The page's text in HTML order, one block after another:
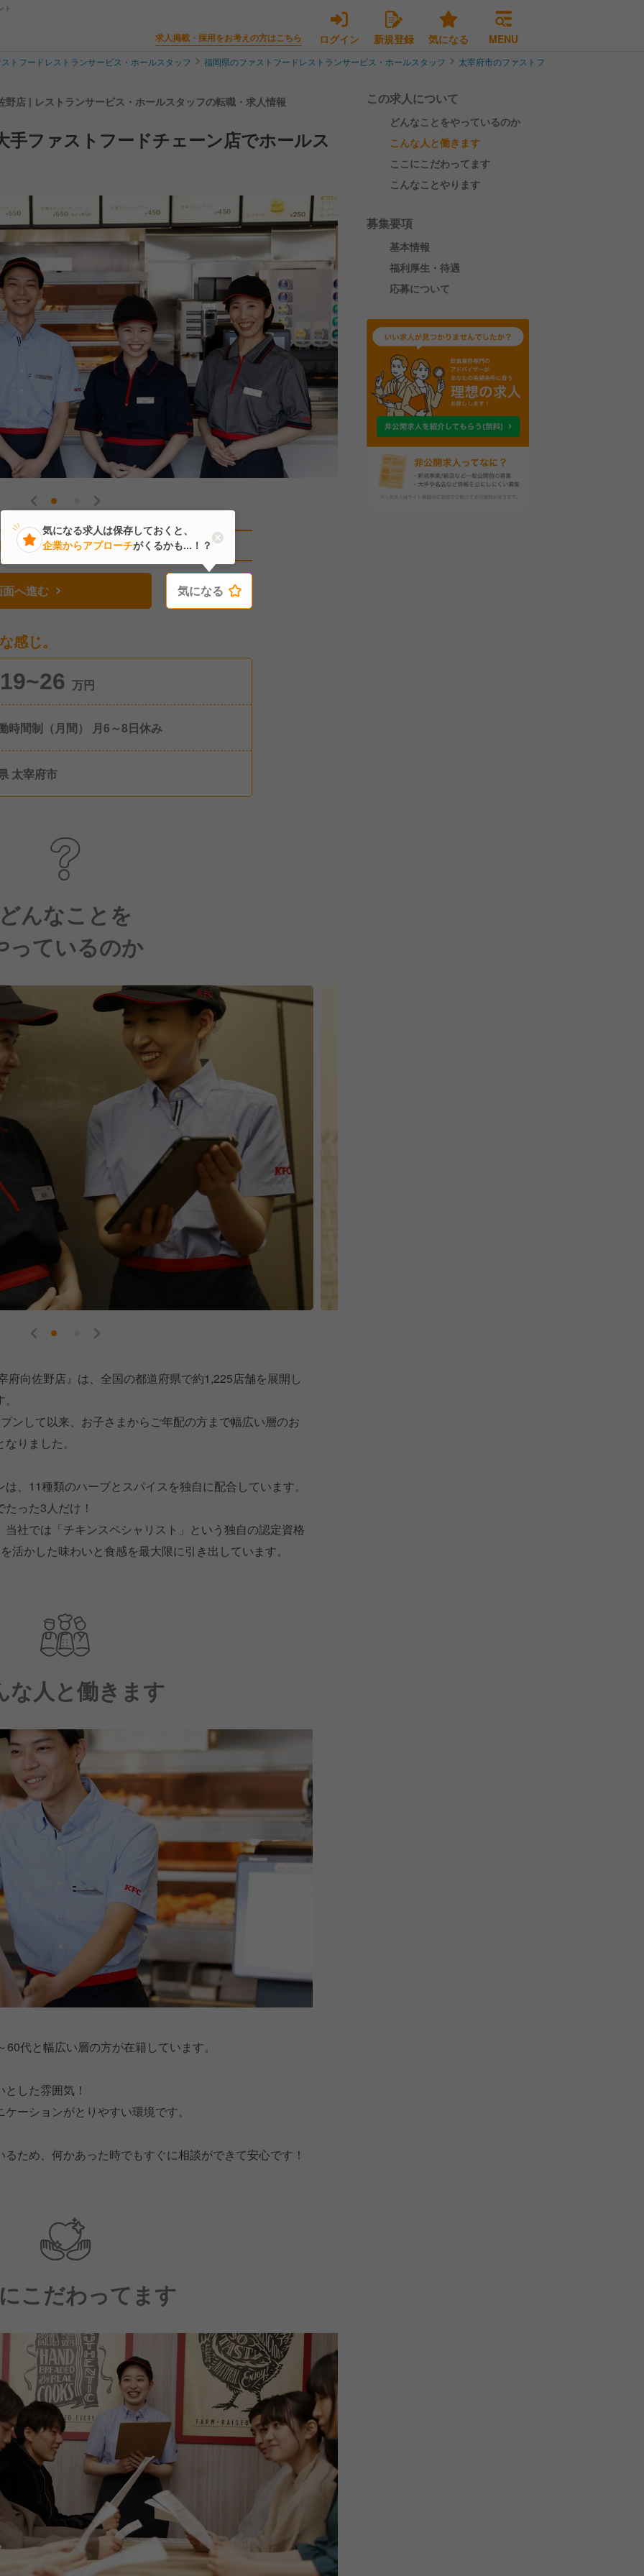
ト
求人掲載・採用をお考えの方はこちら ログイン 新規登録 気になる MENU
トフードレストランサービス・ホールスタッフ 福岡県のファストフードレストランサービス・ホールスタッフ 太宰府市のファストフードレストランサービス
店 | レストランサービス・ホールスタッフの転職・求人情報
手ファストフードチェーン店でホールス
近1人がこの求人を検討中
へ進む 気になる
感じ。
19~26 万円
時間制（月間） 月6～8日休み
太宰府市
んなことを
っているのか
府向佐野店』は、全国の都道府県で約1,225店舗を展開し
ンして以来、お子さまからご年配の方まで幅広い層のお
りました。
、11種類のハーブとスパイスを独自に配合しています。
った3人だけ！
社では「チキンスペシャリスト」という独自の認定資格
活かした味わいと食感を最大限に引き出しています。
な人と働きます
代と幅広い層の方が在籍しています。
した雰囲気！
ーションがとりやすい環境です。
ため、何かあった時でもすぐに相談ができて安心です！
こだわってます
この求人について
どんなことをやっているのか
こんな人と働きます
ここにこだわってます
こんなことやります
募集要項
基本情報
福利厚生・待遇
応募について
気になる
気になる求人は保存しておくと、
企業からアプローチがくるかも...！？